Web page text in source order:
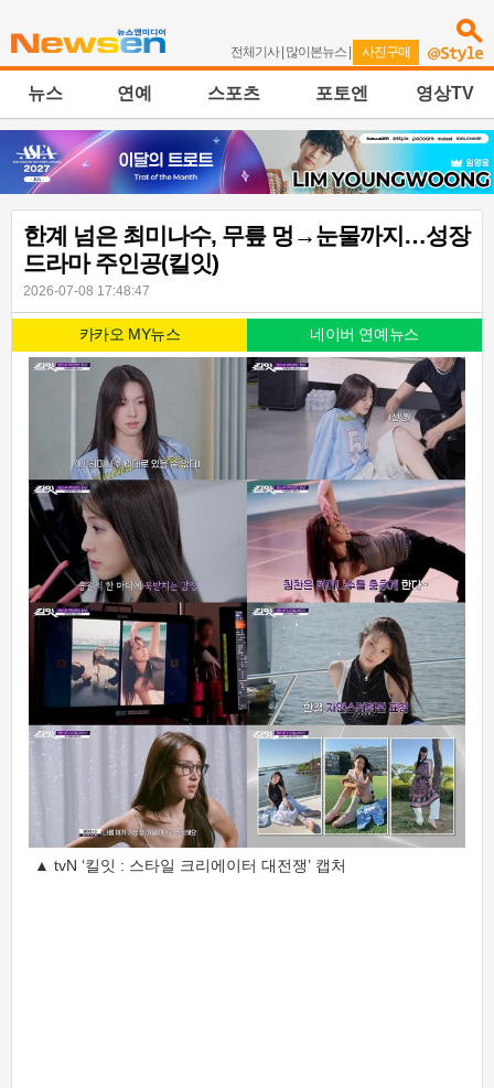
전체기사| 많이본뉴스 | 사진구매
뉴스 연예 스포츠 포토엔 영상TV
한계 넘은 최미나수, 무릎 멍→눈물까지…성장
드라마 주인공(킬잇)
2026-07-08 17:48:47
카카오 MY뉴스 네이버 연예뉴스
▲ tvN ‘킬잇 : 스타일 크리에이터 대전쟁’ 캡처